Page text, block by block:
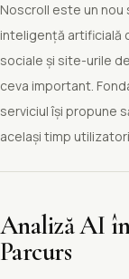
Noscroll este un
inteligență artificială
sociale și site-urile
ceva important.
serviciul își propune
același timp
Analiză AI
Parcurs